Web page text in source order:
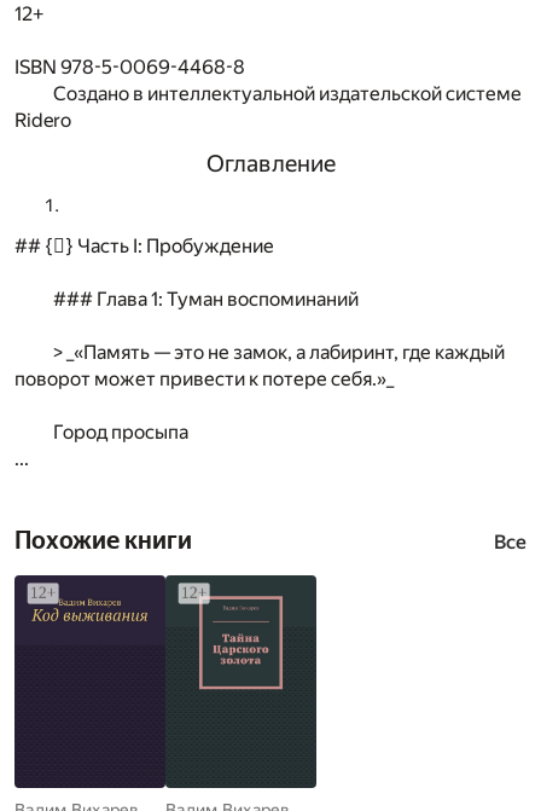
12+
ISBN 978-5-0069-4468-8
Создано в интеллектуальной издательской системе
Ridero
Оглавление
## {} Часть I: Пробуждение
### Глава 1: Туман воспоминаний
> _«Память — это не замок, а лабиринт, где каждый
поворот может привести к потере себя.»_
Город просыпа
...
Похожие книги Все